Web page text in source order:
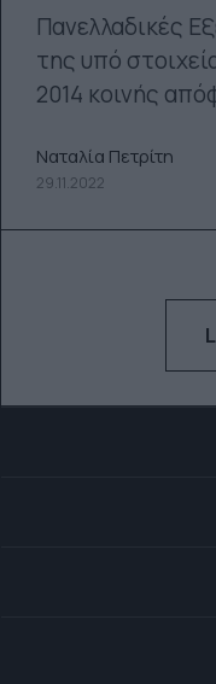
Πανελλαδικές
της υπό
2014 κοινής
Ναταλία Πετρίτη
29.11.2022